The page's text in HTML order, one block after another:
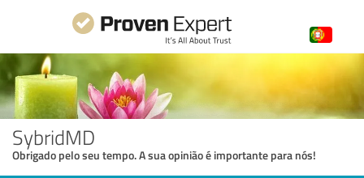
SybridMD
Obrigado pelo seu tempo. A sua opinião é importante para nós!